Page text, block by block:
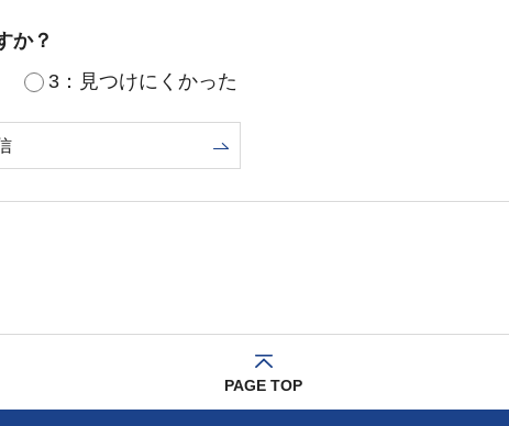
か？
3：見つけにくかった
PAGE TOP